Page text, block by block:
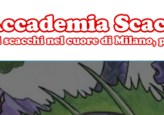
Scacchi Milano
di Milano